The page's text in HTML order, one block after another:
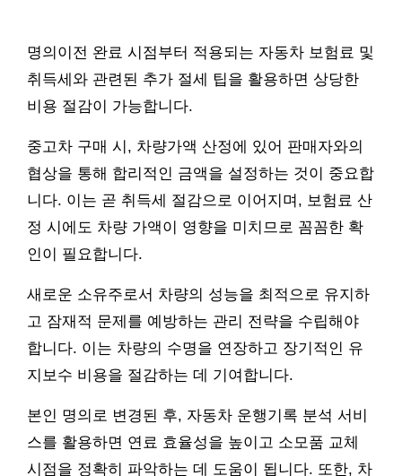
명의이전 완료 시점부터 적용되는 자동차 보험료 및
취득세와 관련된 추가 절세 팁을 활용하면 상당한
비용 절감이 가능합니다.
중고차 구매 시, 차량가액 산정에 있어 판매자와의
협상을 통해 합리적인 금액을 설정하는 것이 중요합
니다. 이는 곧 취득세 절감으로 이어지며, 보험료 산
정 시에도 차량 가액이 영향을 미치므로 꼼꼼한 확
인이 필요합니다.
새로운 소유주로서 차량의 성능을 최적으로 유지하
고 잠재적 문제를 예방하는 관리 전략을 수립해야
합니다. 이는 차량의 수명을 연장하고 장기적인 유
지보수 비용을 절감하는 데 기여합니다.
본인 명의로 변경된 후, 자동차 운행기록 분석 서비
스를 활용하면 연료 효율성을 높이고 소모품 교체
시점을 정확히 파악하는 데 도움이 됩니다. 또한, 차